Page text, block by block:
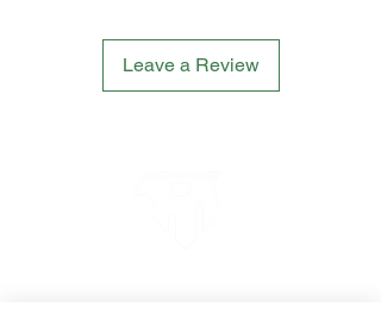
Leave a Review